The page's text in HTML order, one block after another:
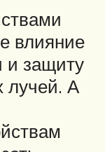
влияние
и защиту
лучей. А